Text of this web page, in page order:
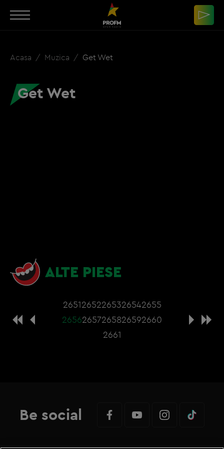
Acasa Muzica Get Wet
Get Wet
ALTE PIESE
26512652265326542655
26562657265826592660
2661
Be social